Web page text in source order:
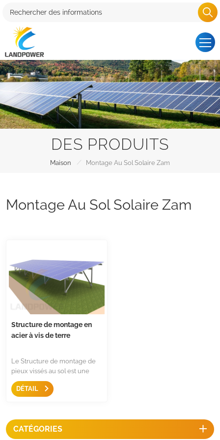
DES PRODUITS
Maison / Montage Au Sol Solaire Zam
Montage Au Sol Solaire Zam
Structure de montage en
acier à vis de terre
Le Structure de montage de
pieux vissés au sol est une
solution de montage robuste
pour les zones ouvertes, ils
d'extraction plus élevée et
une installation ultra
DÉTAIL
CATÉGORIES